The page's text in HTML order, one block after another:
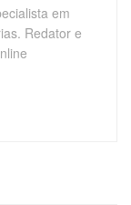
em
Redator e